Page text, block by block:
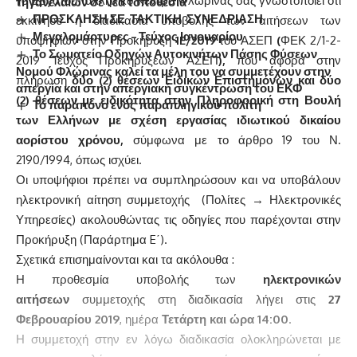
ΠΡΟΣΚΛΗΣΗ ΣΕ ΤΑΚΤΙΚΗ ΣΥΝΕΔΡΙΑΣΗ
Μεγαλομάρτυρες – Τεύχος Ιανουαρίου
Το Σωματείο Οδηγών Αυτοκινήτων Πάσης Φύσεων
Νομού Φλώρινας καλεί τα μέλη του να συμμετέχουν στην
απεργία και στην απεργιακή συγκέντρωση του ΕΚΦ
Το παράπονο ενός παραπληγικού πολίτη
εκκίνησε η διαδικασία υποβολής των αιτήσεων των
υποψηφίων στην Προκήρυξη1E/2019του ΑΣΕΠ (ΦΕΚ 2/1-2-
2019 Τεύχος Προκηρύξεων ΑΣΕΠ),που αφορά στην
πλήρωσηδύο (2) θέσεων Ειδικών Επιστημόνων και δύο
(2) θέσεων με ειδικότητα στην Πληροφορική στη Βουλή
των Ελλήνων με σχέση εργασίας ιδιωτικού δικαίου
αορίστου χρόνου, σύμφωνα με το άρθρο 19 του Ν.
2190/1994, όπως ισχύει.
Οι υποψήφιοι πρέπει να συμπληρώσουν και να υποβάλουν
ηλεκτρονική αίτηση συμμετοχής (Πολίτες → Ηλεκτρονικές
Υπηρεσίες) ακολουθώντας τις οδηγίες που παρέχονται στην
Προκήρυξη (Παράρτημα E΄).
Σχετικά επισημαίνονται και τα ακόλουθα :
Η προθεσμία υποβολής των ηλεκτρονικών
αιτήσεων συμμετοχής στη διαδικασία λήγει στις 27
Φεβρουαρίου 2019, ημέρα Τετάρτη και ώρα 14:00.
Η συμμετοχή στην εν λόγω διαδικασία ολοκληρώνεται με